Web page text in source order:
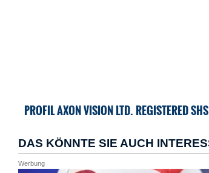
PROFIL AXON VISION LTD. REGISTERED SHS